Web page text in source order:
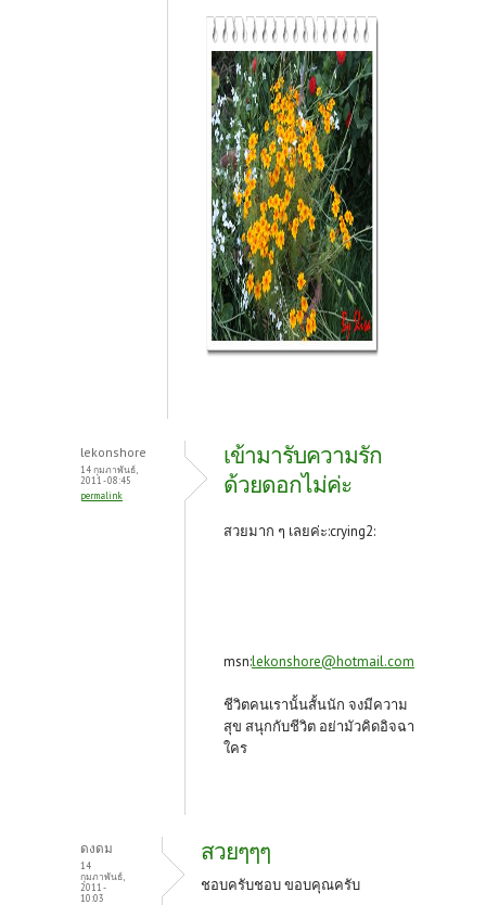
lekonshore
14 กุมภาพันธ์,
2011 - 08:45
permalink
เข้ามารับความรัก
ด้วยดอกไม่ค่ะ
สวยมาก ๆ เลยค่ะ:crying2:
msn:lekonshore@hotmail.com
ชีวิตคนเรานั้นสั้นนัก จงมีความ
สุข สนุกกับชีวิต อย่ามัวคิดอิจฉา
ใคร
ดงดม
14
กุมภาพันธ์,
2011 -
10:03
สวยๆๆๆ
ชอบครับชอบ ขอบคุณครับ